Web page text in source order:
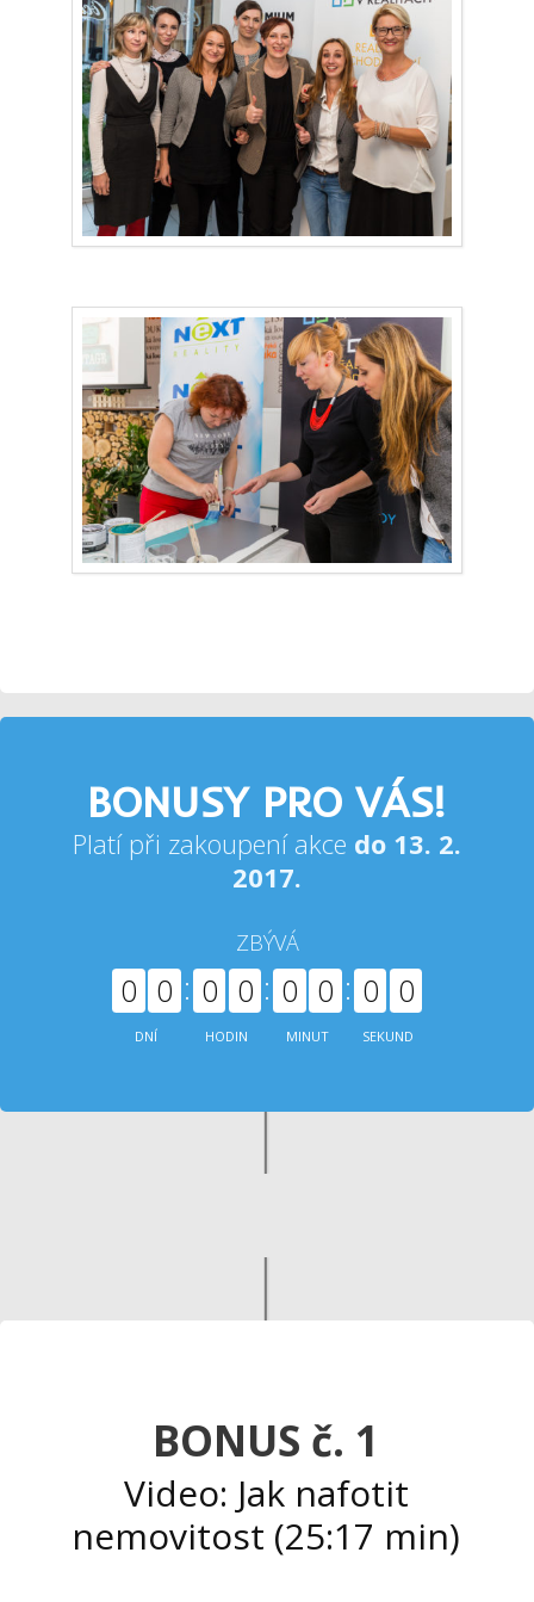
BONUSY PRO VÁS!
Platí při zakoupení akce do 13. 2.
2017.
ZBÝVÁ
0 0
DNÍ
0 0
HODIN
0 0
MINUT
0 0
SEKUND
BONUS č. 1
Video: Jak nafotit
nemovitost (25:17 min)